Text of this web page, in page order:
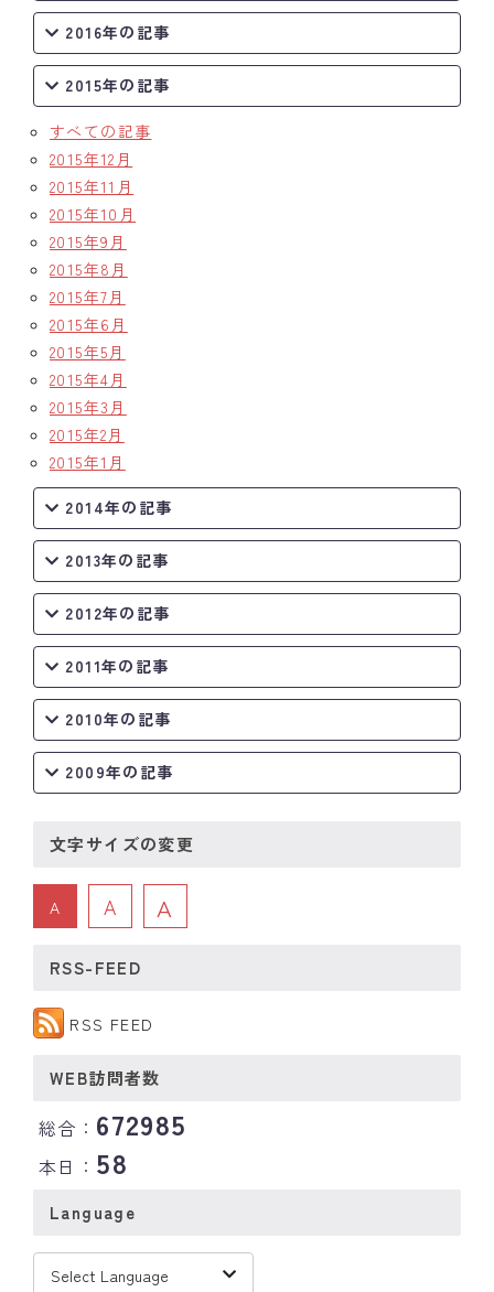
2016年の記事
2015年の記事
すべての記事
2015年12月
2015年11月
2015年10月
2015年9月
2015年8月
2015年7月
2015年6月
2015年5月
2015年4月
2015年3月
2015年2月
2015年1月
2014年の記事
2013年の記事
2012年の記事
2011年の記事
2010年の記事
2009年の記事
文字サイズの変更
A A A
RSS-FEED
RSS FEED
WEB訪問者数
総合： 672985
本日： 58
Language